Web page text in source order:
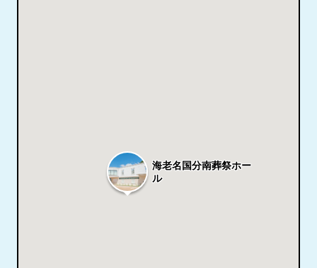
海老名国分南葬祭ホー
ル